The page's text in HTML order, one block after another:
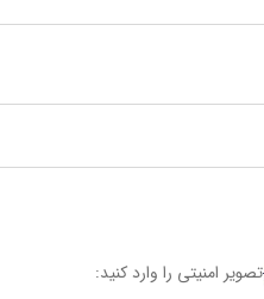
تصویر امنیتی را وارد کنید: